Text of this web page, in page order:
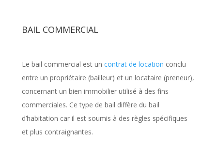
BAIL COMMERCIAL
Le bail commercial est un contrat de location conclu
entre un propriétaire (bailleur) et un locataire (preneur),
concernant un bien immobilier utilisé à des fins
commerciales. Ce type de bail diffère du bail
d’habitation car il est soumis à des règles spécifiques
et plus contraignantes.